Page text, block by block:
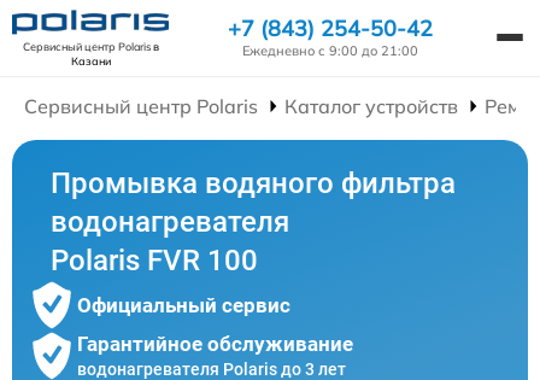
Сервисный центр Polarisв
Казани
+7 (843) 254-50-42
Ежедневно с 9:00 до 21:00
Сервисный центр Polaris Каталог устройств
Промывка водяного фильтра
водонагревателя
Polaris FVR 100
Официальный сервис
Гарантийное обслуживание
водонагревателя Polaris до 3 лет